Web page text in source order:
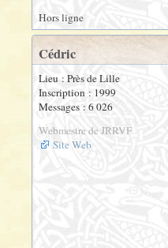
Hors ligne
Cédric
Lieu : Près de Lille
Inscription : 1999
Messages : 6 026
Webmestre de JRRVF
Site Web